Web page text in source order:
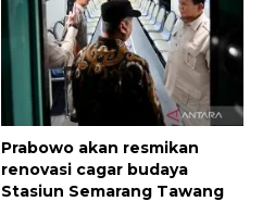
Prabowo akan resmikan
renovasi cagar budaya
Stasiun Semarang Tawang